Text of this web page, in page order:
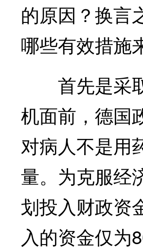
的原因？换言
哪些有效措施
首先是采取
机面前，德国
对病人不是用
量。为克服经
划投入财政资
入的资金仅为